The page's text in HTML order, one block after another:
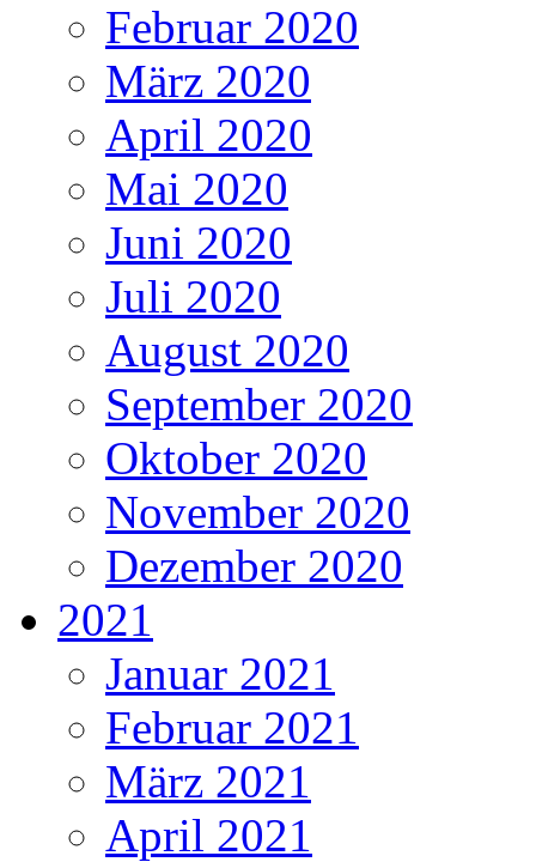
Februar 2020
März 2020
April 2020
Mai 2020
Juni 2020
Juli 2020
August 2020
September 2020
Oktober 2020
November 2020
Dezember 2020
2021
Januar 2021
Februar 2021
März 2021
April 2021